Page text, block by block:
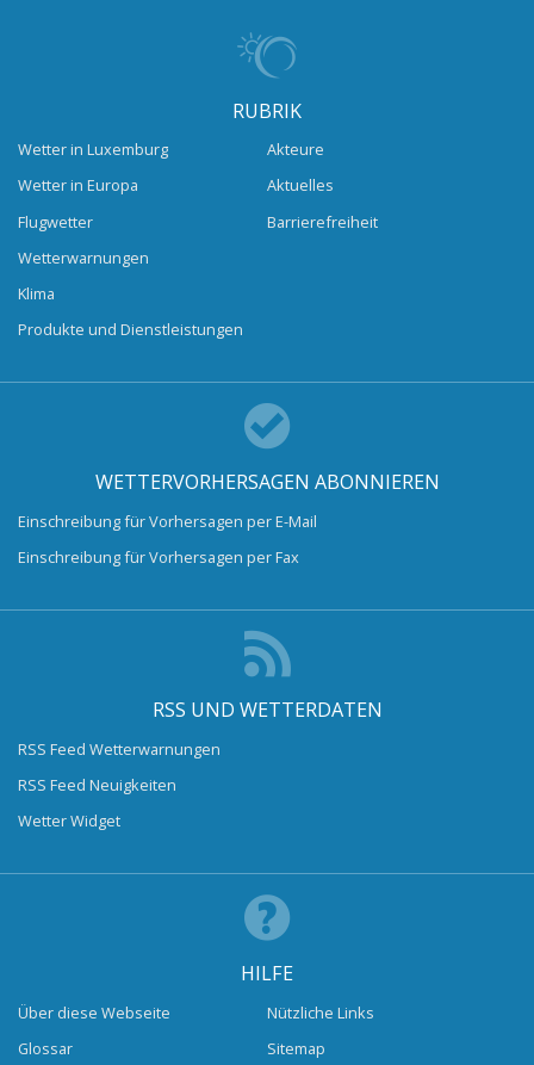
RUBRIK
Wetter in Luxemburg
Wetter in Europa
Flugwetter
Wetterwarnungen
Klima
Produkte und Dienstleistungen
Akteure
Aktuelles
Barrierefreiheit
WETTERVORHERSAGEN ABONNIEREN
Einschreibung für Vorhersagen per E-Mail
Einschreibung für Vorhersagen per Fax
RSS UND WETTERDATEN
RSS Feed Wetterwarnungen
RSS Feed Neuigkeiten
Wetter Widget
HILFE
Über diese Webseite
Glossar
Nützliche Links
Sitemap